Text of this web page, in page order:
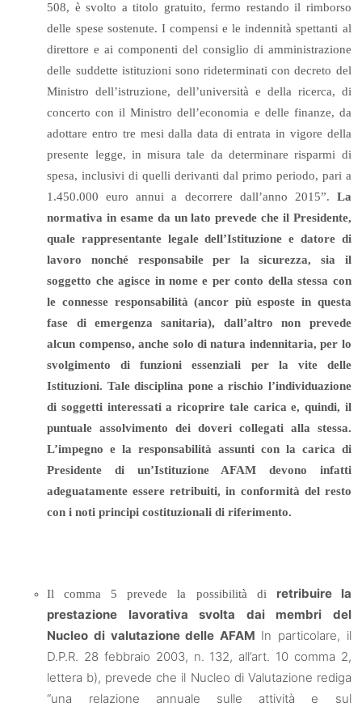
508, è svolto a titolo gratuito, fermo restando il rimborso
delle spese sostenute. I compensi e le indennità spettanti al
direttore e ai componenti del consiglio di amministrazione
delle suddette istituzioni sono rideterminati con decreto del
Ministro dell’istruzione, dell’università e della ricerca, di
concerto con il Ministro dell’economia e delle finanze, da
adottare entro tre mesi dalla data di entrata in vigore della
presente legge, in misura tale da determinare risparmi di
spesa, inclusivi di quelli derivanti dal primo periodo, pari a
1.450.000 euro annui a decorrere dall’anno 2015”. La
normativa in esame da un lato prevede che il Presidente,
quale rappresentante legale dell’Istituzione e datore di
lavoro nonché responsabile per la sicurezza, sia il
soggetto che agisce in nome e per conto della stessa con
le connesse responsabilità (ancor più esposte in questa
fase di emergenza sanitaria), dall’altro non prevede
alcun compenso, anche solo di natura indennitaria, per lo
svolgimento di funzioni essenziali per la vite delle
Istituzioni. Tale disciplina pone a rischio l’individuazione
di soggetti interessati a ricoprire tale carica e, quindi, il
puntuale assolvimento dei doveri collegati alla stessa.
L’impegno e la responsabilità assunti con la carica di
Presidente di un’Istituzione AFAM devono infatti
adeguatamente essere retribuiti, in conformità del resto
con i noti principi costituzionali di riferimento.
Il comma 5 prevede la possibilità di retribuire la
prestazione lavorativa svolta dai membri del
Nucleo di valutazione delle AFAM In particolare, il
D.P.R. 28 febbraio 2003, n. 132, all’art. 10 comma 2,
lettera b), prevede che il Nucleo di Valutazione rediga
“una relazione annuale sulle attività e sul